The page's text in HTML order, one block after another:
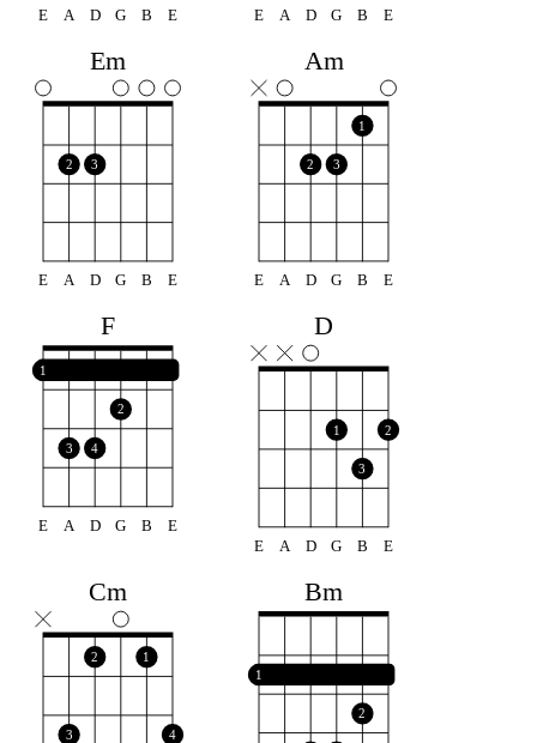
E A D G B E E A D G B E
Em
2 3
E A D G B E
Am
2 3
1
E A D G B E
F
1
3 4
2
E A D G B E
D
1
3
2
E A D G B E
Cm
3
2 1
4
Bm
1
2